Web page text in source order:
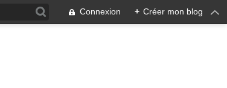
Connexion + Créer mon blog